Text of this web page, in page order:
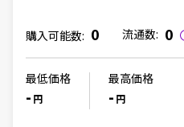
購入可能数: 0 流通数: 0
最低価格
- 円
最高価格
- 円